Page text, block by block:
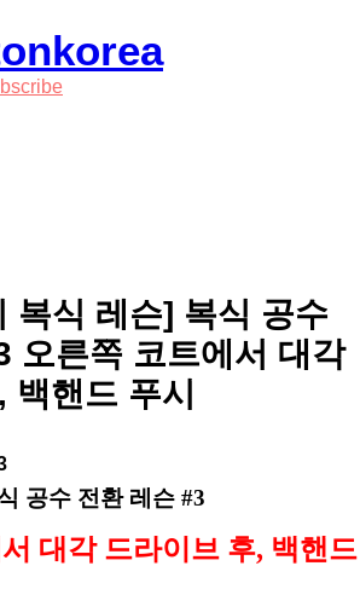
복식 레슨] 복식 공수
오른쪽 코트에서 대각
백핸드 푸시
공수 전환 레슨 #3
대각 드라이브 후, 백핸드